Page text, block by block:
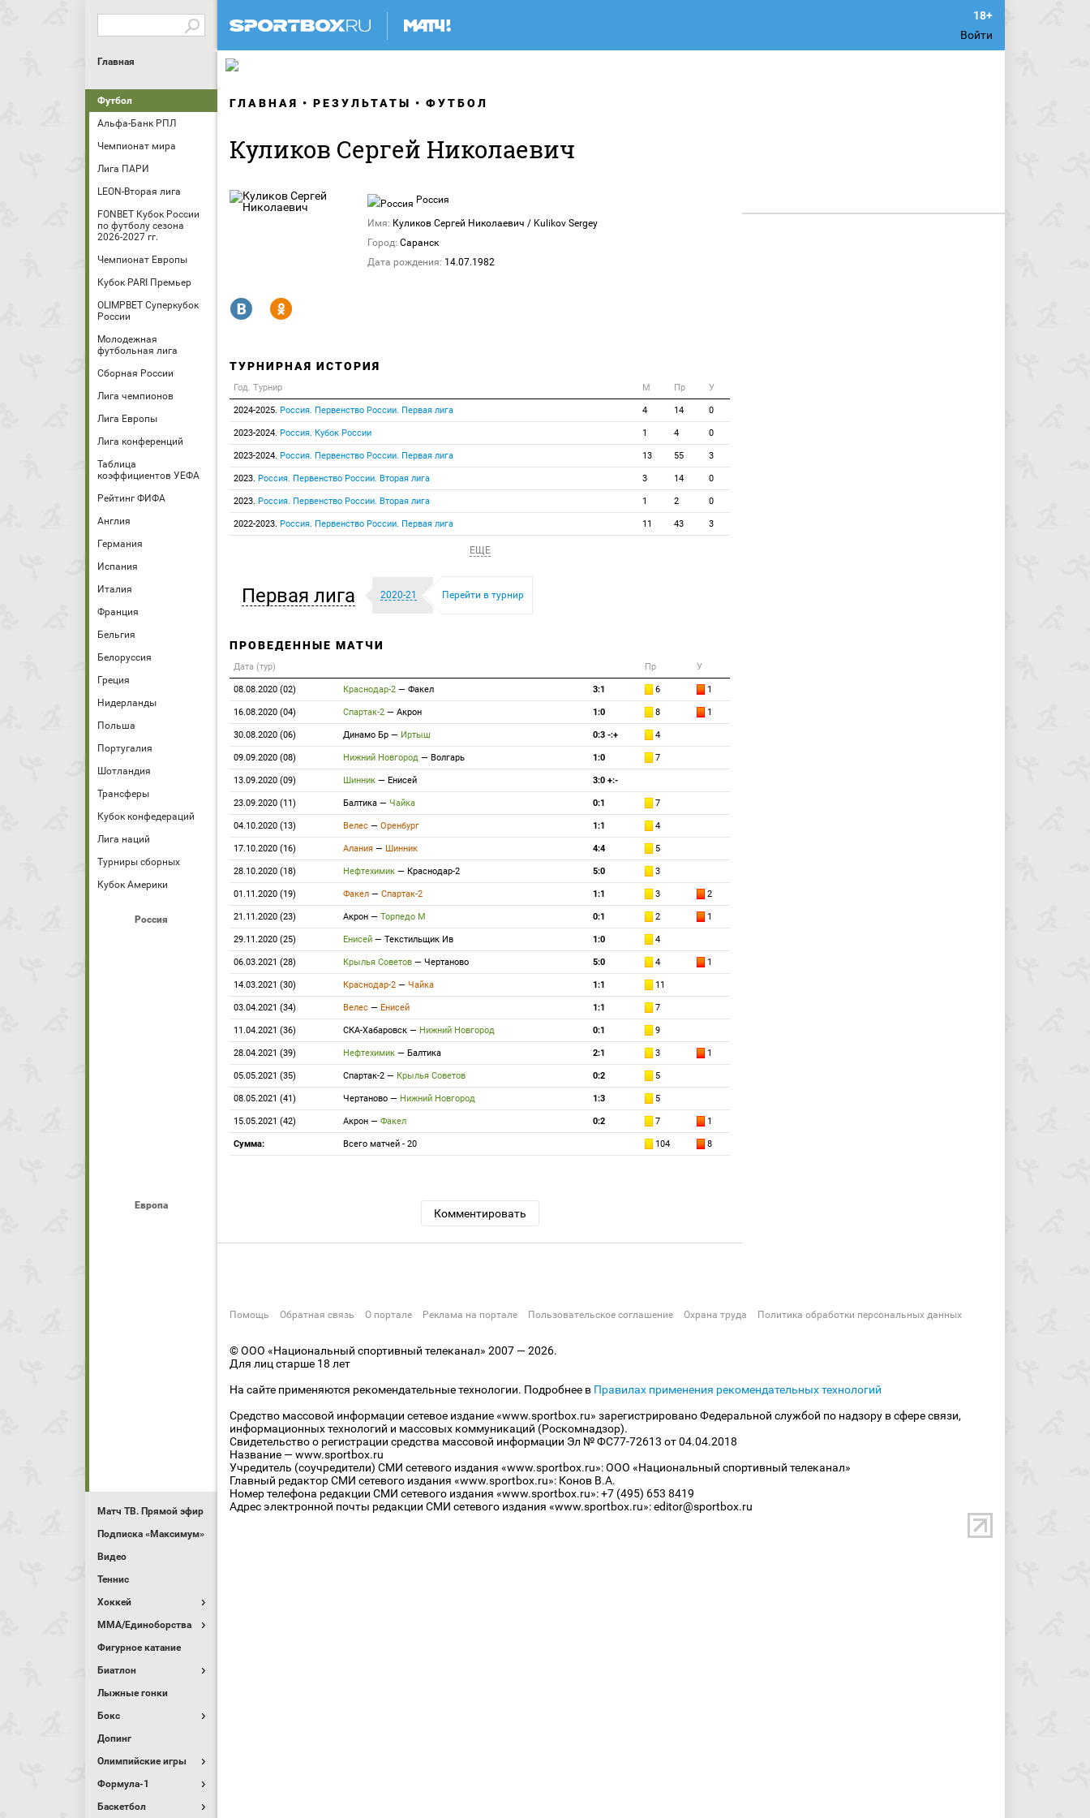
Войти
Главная
Футбол
Альфа-Банк РПЛ
Чемпионат мира
Лига ПАРИ
LEON-Вторая лига
FONBET Кубок России
по футболу сезона
2026-2027 гг.
Чемпионат Европы
Кубок PARI Премьер
OLIMPBET Суперкубок
России
Молодежная
футбольная лига
Сборная России
Лига чемпионов
Лига Европы
Лига конференций
Таблица
коэффициентов УЕФА
Рейтинг ФИФА
Англия
Германия
Испания
Италия
Франция
Бельгия
Белоруссия
Греция
Нидерланды
Польша
Португалия
Шотландия
Трансферы
Кубок конфедераций
Лига наций
Турниры сборных
Кубок Америки
Россия
Европа
Матч ТВ. Прямой эфир
Подписка «Максимум»
Видео
Теннис
Хоккей
MMA/Единоборства
Фигурное катание
Биатлон
Лыжные гонки
Бокс
Допинг
Олимпийские игры
Формула-1
Баскетбол
ГЛАВНАЯ РЕЗУЛЬТАТЫ ФУТБОЛ
Куликов Сергей Николаевич
Россия
Имя: Куликов Сергей Николаевич / Kulikov Sergey
Город: Саранск
Дата рождения: 14.07.1982
R Y
ТУРНИРНАЯ ИСТОРИЯ
Год. Турнир М Пр У
2024-2025. Россия. Первенство России. Первая лига 4 14 0
2023-2024. Россия. Кубок России 1 4 0
2023-2024. Россия. Первенство России. Первая лига 13 55 3
2023. Россия. Первенство России. Вторая лига 3 14 0
2023. Россия. Первенство России. Вторая лига 1 2 0
2022-2023. Россия. Первенство России. Первая лига 11 43 3
ЕЩЕ
Первая лига 2020-21 Перейти в турнир
ПРОВЕДЕННЫЕ МАТЧИ
Дата (тур) Пр У
08.08.2020 (02) Краснодар-2 — Факел 3:1 6 1
16.08.2020 (04) Спартак-2 — Акрон 1:0 8 1
30.08.2020 (06) Динамо Бр — Иртыш 0:3 -:+ 4
09.09.2020 (08) Нижний Новгород — Волгарь 1:0 7
13.09.2020 (09) Шинник — Енисей 3:0 +:-
23.09.2020 (11) Балтика — Чайка 0:1 7
04.10.2020 (13) Велес — Оренбург 1:1 4
17.10.2020 (16) Алания — Шинник 4:4 5
28.10.2020 (18) Нефтехимик — Краснодар-2 5:0 3
01.11.2020 (19) Факел — Спартак-2 1:1 3 2
21.11.2020 (23) Акрон — Торпедо М 0:1 2 1
29.11.2020 (25) Енисей — Текстильщик Ив 1:0 4
06.03.2021 (28) Крылья Советов — Чертаново 5:0 4 1
14.03.2021 (30) Краснодар-2 — Чайка 1:1 11
03.04.2021 (34) Велес — Енисей 1:1 7
11.04.2021 (36) СКА-Хабаровск — Нижний Новгород 0:1 9
28.04.2021 (39) Нефтехимик — Балтика 2:1 3 1
05.05.2021 (35) Спартак-2 — Крылья Советов 0:2 5
08.05.2021 (41) Чертаново — Нижний Новгород 1:3 5
15.05.2021 (42) Акрон — Факел 0:2 7 1
Сумма: Всего матчей - 20 104 8
Комментировать
Помощь Обратная связь О портале Реклама на портале Пользовательское соглашение Охрана труда Политика обработки персональных данных
© ООО «Национальный спортивный телеканал» 2007 — 2026.
Для лиц старше 18 лет
На сайте применяются рекомендательные технологии. Подробнее в Правилах применения рекомендательных технологий
Средство массовой информации сетевое издание «www.sportbox.ru» зарегистрировано Федеральной службой по надзору в сфере связи,
информационных технологий и массовых коммуникаций (Роскомнадзор).
Свидетельство о регистрации средства массовой информации Эл № ФС77-72613 от 04.04.2018
Название — www.sportbox.ru
Учредитель (соучредители) СМИ сетевого издания «www.sportbox.ru»: ООО «Национальный спортивный телеканал»
Главный редактор СМИ сетевого издания «www.sportbox.ru»: Конов В.А.
Номер телефона редакции СМИ сетевого издания «www.sportbox.ru»: +7 (495) 653 8419
Адрес электронной почты редакции СМИ сетевого издания «www.sportbox.ru»: editor@sportbox.ru